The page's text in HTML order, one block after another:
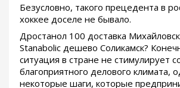
Безусловно, такого прецедента в
хоккее доселе не бывало.
Дростанол 100 доставка
Stanabolic дешево Соликамск?
ситуация в стране не стимулирует
благоприятного делового климата,
некоторые шаги, которые